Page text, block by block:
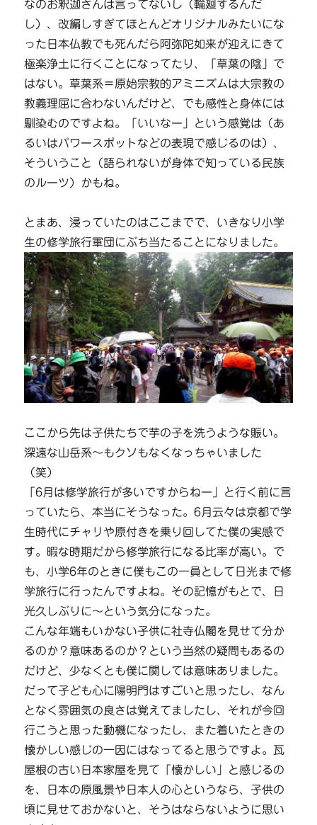
なのお釈迦さんは言ってないし（輪廻するんだ
し）、改編しすぎてほとんどオリジナルみたいにな
った日本仏教でも死んだら阿弥陀如来が迎えにきて
極楽浄土に行くことになってたり、「草葉の陰」で
はない。草葉系＝原始宗教的アミニズムは大宗教の
教義理屈に合わないんだけど、でも感性と身体には
馴染むのですよね。「いいなー」という感覚は（あ
るいはパワースポットなどの表現で感じるのは）、
そういうこと（語られないが身体で知っている民族
のルーツ）かもね。
とまあ、浸っていたのはここまでで、いきなり小学
生の修学旅行軍団にぶち当たることになりました。
ここから先は子供たちで芋の子を洗うような賑い。
深遠な山岳系～もクソもなくなっちゃいました
（笑）
「6月は修学旅行が多いですからねー」と行く前に言
っていたら、本当にそうなった。6月云々は京都で学
生時代にチャリや原付きを乗り回してた僕の実感で
す。暇な時期だから修学旅行になる比率が高い。で
も、小学6年のときに僕もこの一員として日光まで修
学旅行に行ったんですよね。その記憶がもとで、日
光久しぶりに～という気分になった。
こんな年端もいかない子供に社寺仏閣を見せて分か
るのか？意味あるのか？という当然の疑問もあるの
だけど、少なくとも僕に関しては意味ありました。
だって子ども心に陽明門はすごいと思ったし、なん
となく雰囲気の良さは覚えてましたし、それが今回
行こうと思った動機になったし、また着いたときの
懐かしい感じの一因にはなってると思うですよ。瓦
屋根の古い日本家屋を見て「懐かしい」と感じるの
を、日本の原風景や日本人の心というなら、子供の
頃に見せておかないと、そうはならないように思い